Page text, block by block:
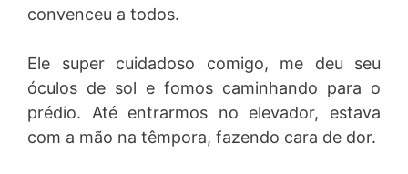
convenceu a todos.
Ele super cuidadoso comigo, me deu seu
óculos de sol e fomos caminhando para o
prédio. Até entrarmos no elevador, estava
com a mão na têmpora, fazendo cara de dor.